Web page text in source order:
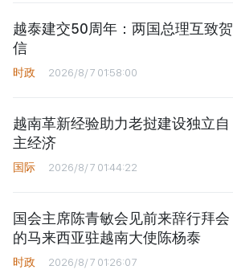
越泰建交50周年：两国总理互致贺
信
时政 2026/8/7 01:58:00
越南革新经验助力老挝建设独立自
主经济
国际 2026/8/7 01:44:22
国会主席陈青敏会见前来辞行拜会
的马来西亚驻越南大使陈杨泰
时政 2026/8/7 01:26:07